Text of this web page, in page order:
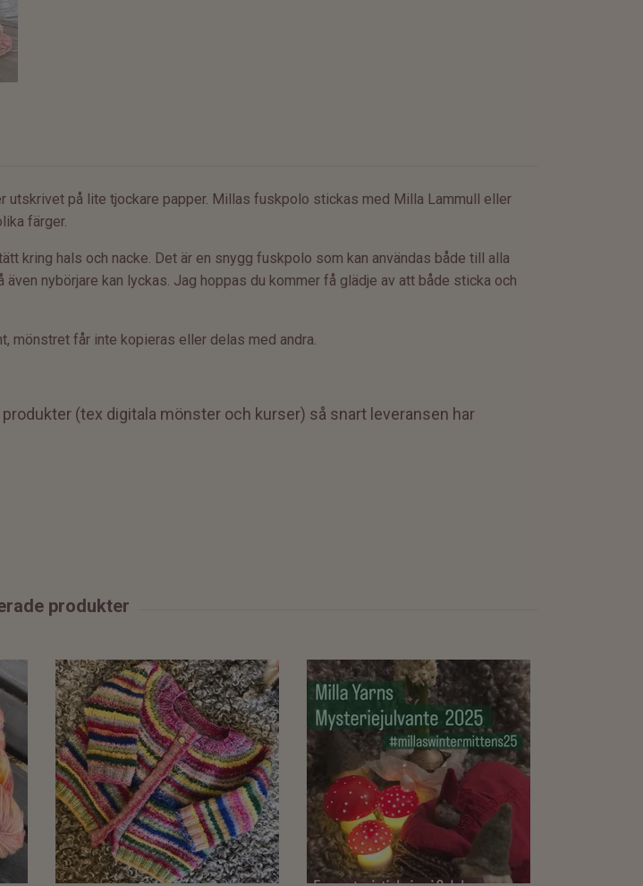
på lite tjockare papper. Millas fuskpolo stickas med Milla Lammull eller
färger.
kring hals och nacke. Det är en snygg fuskpolo som kan användas både till alla
nybörjare kan lyckas. Jag hoppas du kommer få glädje av att både sticka och
mönstret får inte kopieras eller delas med andra.
produkter (tex digitala mönster och kurser) så snart leveransen har